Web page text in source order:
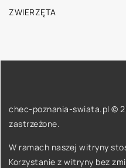
ZWIERZĘTA
chec-poznania-swiata.pl ©
zastrzeżone.
W ramach naszej witryny
Korzystanie z witryny bez